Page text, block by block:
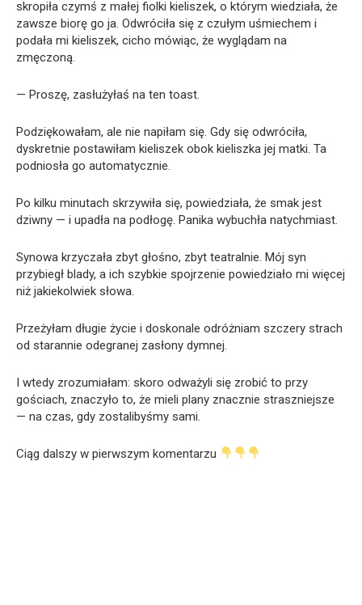
skropiła czymś z małej fiolki kieliszek, o którym wiedziała, że
zawsze biorę go ja. Odwróciła się z czułym uśmiechem i
podała mi kieliszek, cicho mówiąc, że wyglądam na
zmęczoną.
— Proszę, zasłużyłaś na ten toast.
Podziękowałam, ale nie napiłam się. Gdy się odwróciła,
dyskretnie postawiłam kieliszek obok kieliszka jej matki. Ta
podniosła go automatycznie.
Po kilku minutach skrzywiła się, powiedziała, że smak jest
dziwny — i upadła na podłogę. Panika wybuchła natychmiast.
Synowa krzyczała zbyt głośno, zbyt teatralnie. Mój syn
przybiegł blady, a ich szybkie spojrzenie powiedziało mi więcej
niż jakiekolwiek słowa.
Przeżyłam długie życie i doskonale odróżniam szczery strach
od starannie odegranej zasłony dymnej.
I wtedy zrozumiałam: skoro odważyli się zrobić to przy
gościach, znaczyło to, że mieli plany znacznie straszniejsze
— na czas, gdy zostalibyśmy sami.
Ciąg dalszy w pierwszym komentarzu